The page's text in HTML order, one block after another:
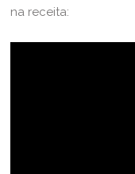
na receita: